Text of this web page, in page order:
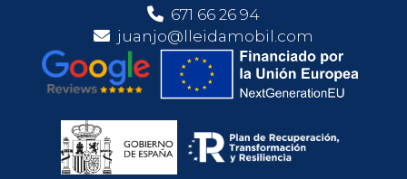
671 66 26 94
juanjo@lleidamobil.com